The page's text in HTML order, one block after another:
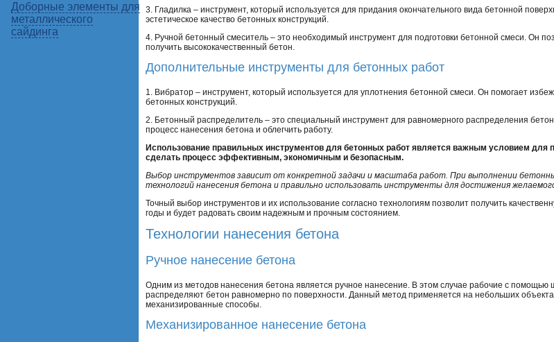
Доборные элементы для
металлического
сайдинга
3. Гладилка – инструмент, который используется для придания окончательного вида бетонной
эстетическое качество бетонных конструкций.
4. Ручной бетонный смеситель – это необходимый инструмент для подготовки бетонной смеси. Он
получить высококачественный бетон.
Дополнительные инструменты для бетонных работ
1. Вибратор – инструмент, который используется для уплотнения бетонной смеси. Он помогает
бетонных конструкций.
2. Бетонный распределитель – это специальный инструмент для равномерного распределения
процесс нанесения бетона и облегчить работу.
Использование правильных инструментов для бетонных работ является важным условием для
сделать процесс эффективным, экономичным и безопасным.
Выбор инструментов зависит от конкретной задачи и масштаба работ. При выполнении
технологий нанесения бетона и правильно использовать инструменты для достижения
Точный выбор инструментов и их использование согласно технологиям позволит получить
годы и будет радовать своим надежным и прочным состоянием.
Технологии нанесения бетона
Ручное нанесение бетона
Одним из методов нанесения бетона является ручное нанесение. В этом случае рабочие с
распределяют бетон равномерно по поверхности. Данный метод применяется на небольших
механизированные способы.
Механизированное нанесение бетона